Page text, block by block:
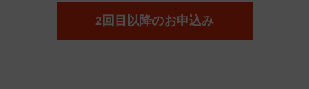
2回目以降のお申込み